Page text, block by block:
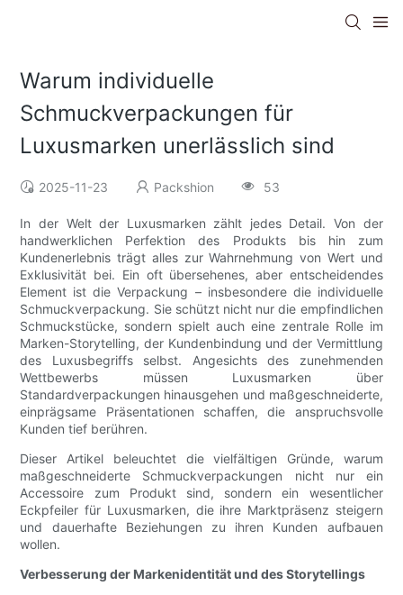
Warum individuelle
Schmuckverpackungen für
Luxusmarken unerlässlich sind
2025-11-23 Packshion 53
In der Welt der Luxusmarken zählt jedes Detail. Von der
handwerklichen Perfektion des Produkts bis hin zum
Kundenerlebnis trägt alles zur Wahrnehmung von Wert und
Exklusivität bei. Ein oft übersehenes, aber entscheidendes
Element ist die Verpackung – insbesondere die individuelle
Schmuckverpackung. Sie schützt nicht nur die empfindlichen
Schmuckstücke, sondern spielt auch eine zentrale Rolle im
Marken-Storytelling, der Kundenbindung und der Vermittlung
des Luxusbegriffs selbst. Angesichts des zunehmenden
Wettbewerbs müssen Luxusmarken über
Standardverpackungen hinausgehen und maßgeschneiderte,
einprägsame Präsentationen schaffen, die anspruchsvolle
Kunden tief berühren.
Dieser Artikel beleuchtet die vielfältigen Gründe, warum
maßgeschneiderte Schmuckverpackungen nicht nur ein
Accessoire zum Produkt sind, sondern ein wesentlicher
Eckpfeiler für Luxusmarken, die ihre Marktpräsenz steigern
und dauerhafte Beziehungen zu ihren Kunden aufbauen
wollen.
Verbesserung der Markenidentität und des Storytellings